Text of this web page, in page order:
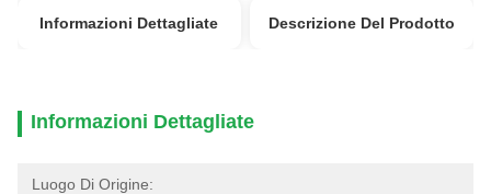
Informazioni Dettagliate Descrizione Del Prodotto
Informazioni Dettagliate
Luogo Di Origine: